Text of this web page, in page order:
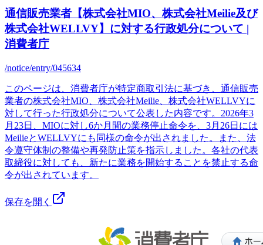
通信販売業者【株式会社MIO、株式会社Meilie及び
株式会社WELLVY】に対する行政処分について |
消費者庁
/notice/entry/045634
このページは、消費者庁が特定商取引法に基づき、通信販売
業者の株式会社MIO、株式会社Meilie、株式会社WELLVYに
対して行った行政処分について公表した内容です。2026年3
月23日、MIOに対し6か月間の業務停止命令を、3月26日には
MeilieとWELLVYにも同様の命令が出されました。また、法
令遵守体制の整備や再発防止策を指示しました。各社の代表
取締役に対しても、新たに業務を開始することを禁止する命
令が出されています。
保存を開く